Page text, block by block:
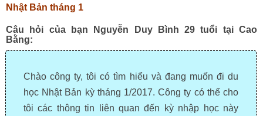
Nhật Bản tháng 1
Câu hỏi của bạn Nguyễn Duy Bình 29 tuổi tại Cao
Bằng:
Chào công ty, tôi có tìm hiểu và đang muốn đi du
học Nhật Bản kỳ tháng 1/2017. Công ty có thể cho
tôi các thông tin liên quan đến kỳ nhập học này